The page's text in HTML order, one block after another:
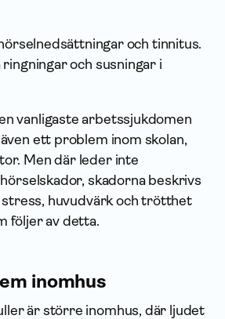
och tinnitus.
och susningar i
vanligaste arbetssjukdomen
ett problem inom skolan,
Men där leder inte
skadorna beskrivs
huvudvärk och trötthet
följer av detta.
inomhus
är större inomhus, där ljudet